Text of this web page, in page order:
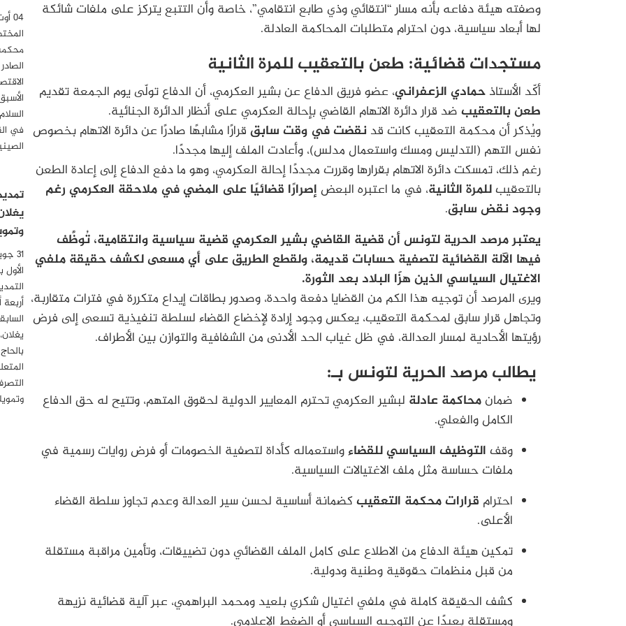
وصفته هيئة دفاعه بأنه مسار “انتقائي وذي طابع انتقامي”، خاصة وأن التتبع يتركز على ملفات شائكة
لها أبعاد سياسية، دون احترام متطلبات المحاكمة العادلة.
مستجدات قضائية: طعن بالتعقيب للمرة الثانية
أكّد الأستاذ حمادي الزعفراني، عضو فريق الدفاع عن بشير العكرمي، أن الدفاع تولّى يوم الجمعة تقديم
طعن بالتعقيب ضد قرار دائرة الاتهام القاضي بإحالة العكرمي على أنظار الدائرة الجنائية.
ويُذكر أن محكمة التعقيب كانت قد نقضت في وقت سابق قرارًا مشابهًا صادرًا عن دائرة الاتهام بخصوص
نفس التهم (التدليس ومسك واستعمال مدلس)، وأعادت الملف إليها مجددًا.
رغم ذلك، تمسكت دائرة الاتهام بقرارها وقررت مجددًا إحالة العكرمي، وهو ما دفع الدفاع إلى إعادة الطعن
بالتعقيبللمرة الثانية، في ما اعتبره البعضإصرارًا قضائيًا على المضي في ملاحقة العكرمي رغم
وجود نقض سابق.
يعتبر مرصد الحرية لتونس أن قضية القاضي بشير العكرمي قضية سياسية وانتقامية، تُوظَّف
فيها الآلة القضائية لتصفية حسابات قديمة، ولقطع الطريق على أي مسعى لكشف حقيقة ملفي
الاغتيال السياسي الذين هزّا البلاد بعد الثورة.
ويرى المرصد أن توجيه هذا الكم من القضايا دفعة واحدة، وصدور بطاقات إيداع متكررة في فترات متقاربة،
وتجاهل قرار سابق لمحكمة التعقيب، يعكس وجود إرادة لإخضاع القضاء لسلطة تنفيذية تسعى إلى فرض
رؤيتها الأحادية لمسار العدالة، في ظل غياب الحد الأدنى من الشفافية والتوازن بين الأطراف.
يطالب مرصد الحرية لتونس بـ:
ضمانمحاكمة عادلة لبشير العكرمي تحترم المعايير الدولية لحقوق المتهم، وتتيح له حق الدفاع
الكامل والفعلي.
وقف التوظيف السياسي للقضاءواستعماله كأداة لتصفية الخصومات أو فرض روايات رسمية في
ملفات حساسة مثل ملف الاغتيالات السياسية.
احترام قرارات محكمة التعقيبكضمانة أساسية لحسن سير العدالة وعدم تجاوز سلطة القضاء
الأعلى.
تمكين هيئة الدفاع من الاطلاع على كامل الملف القضائي دون تضييقات، وتأمين مراقبة مستقلة
من قبل منظمات حقوقية وطنية ودولية.
كشف الحقيقة كاملة في ملفي اغتيال شكري بلعيد ومحمد البراهمي، عبر آلية قضائية نزيهة
في